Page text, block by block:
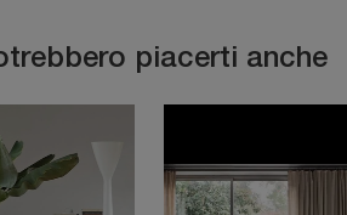
piacerti anche